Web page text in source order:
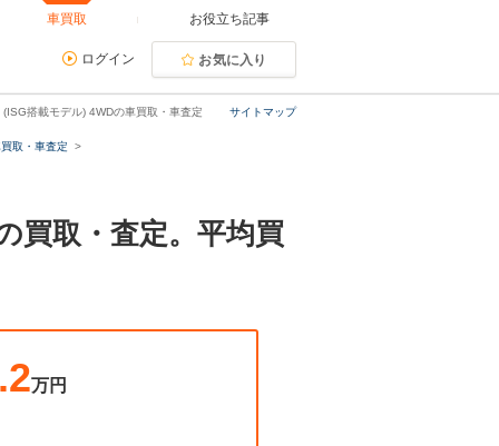
車買取 お役立ち記事
ログイン お気に入り
サイトマップ
搭載モデル) 4WDの車買取・車査定
取・車査定
買取・査定。平均買
万円